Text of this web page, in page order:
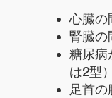
心臓の
腎臓の
糖尿病
は2型）
足首の